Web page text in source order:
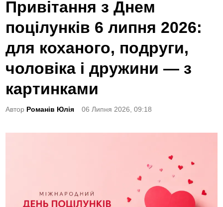
s
e
d
i
n
Привітання з Днем
поцілунків 6 липня 2026:
для коханого, подруги,
чоловіка і дружини — з
картинками
Автор Романів Юлія 06 Липня 2026, 09:18